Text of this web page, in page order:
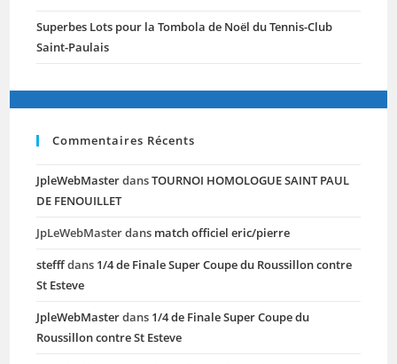
Superbes Lots pour la Tombola de Noël du Tennis-Club
Saint-Paulais
Commentaires Récents
JpleWebMasterdansTOURNOI HOMOLOGUE SAINT PAUL
DE FENOUILLET
JpLeWebMasterdans match officiel eric/pierre
stefffdans 1/4 de Finale Super Coupe du Roussillon contre
St Esteve
JpleWebMasterdans 1/4 de Finale Super Coupe du
Roussillon contre St Esteve